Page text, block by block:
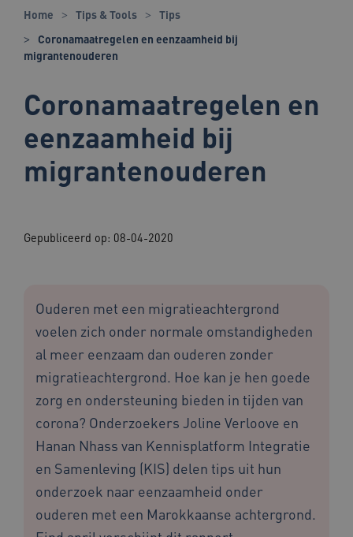
Home Tips & Tools
Tips
Coronamaatregelen en eenzaamheid bij
migrantenouderen
Coronamaatregelen en
eenzaamheid bij
migrantenouderen
Gepubliceerd op: 08-04-2020
Ouderen met een migratieachtergrond
voelen zich onder normale omstandigheden
al meer eenzaam dan ouderen zonder
migratieachtergrond. Hoe kan je hen goede
zorg en ondersteuning bieden in tijden van
corona? Onderzoekers Joline Verloove en
Hanan Nhass van Kennisplatform Integratie
en Samenleving (KIS) delen tips uit hun
onderzoek naar eenzaamheid onder
ouderen met een Marokkaanse achtergrond.